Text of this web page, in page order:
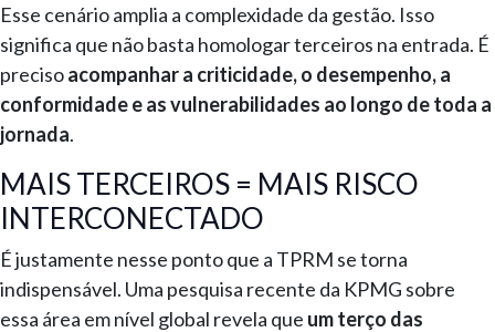
Esse cenário amplia a complexidade da gestão. Isso
significa que não basta homologar terceiros na entrada. É
precisoacompanhar a criticidade, o desempenho, a
conformidade e as vulnerabilidades ao longo de toda a
jornada.
MAIS TERCEIROS = MAIS RISCO
INTERCONECTADO
É justamente nesse ponto que a TPRM se torna
indispensável. Uma pesquisa recente da KPMG sobre
essa área em nível global revela que um terço das